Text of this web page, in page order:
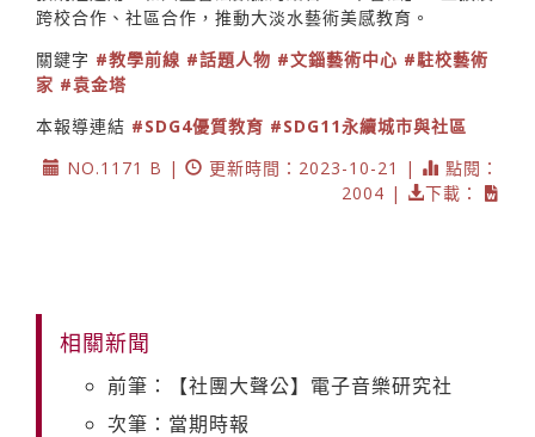
跨校合作、社區合作，推動大淡水藝術美感教育。
關鍵字 #教學前線 #話題人物 #文錙藝術中心 #駐校藝術
家 #袁金塔
本報導連結 #SDG4優質教育 #SDG11永續城市與社區
NO.1171 B |
更新時間：2023-10-21 |
點閱：
2004 |
下載：
相關新聞
前筆：【社團大聲公】電子音樂研究社
次筆：當期時報